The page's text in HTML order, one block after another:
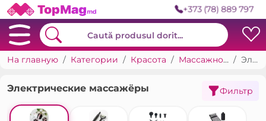
+373 (78) 889 797
На главную Категории Красота Массажное оборудование, массажные кресла, миостимуляторы Электрические массажёры
Электрические массажёры Фильтр